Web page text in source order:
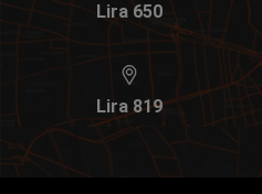
Lira 650
Lira 819